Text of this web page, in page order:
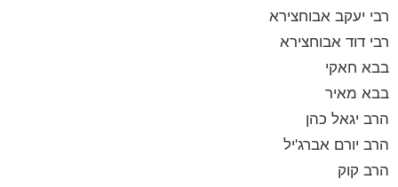
רבי יעקב אבוחצירא
רבי דוד אבוחצירא
בבא חאקי
בבא מאיר
הרב יגאל כהן
הרב יורם אברג'יל
הרב קוק